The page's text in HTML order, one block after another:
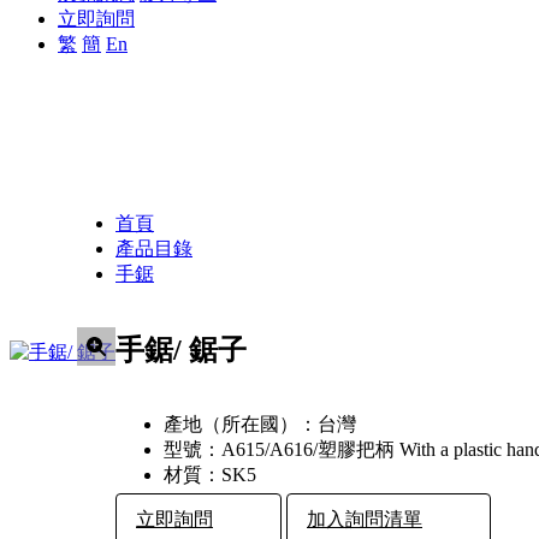
立即詢問
繁 簡 En
首頁
產品目錄
手鋸
手鋸/ 鋸子
產地（所在國）： 台灣
型號： A615/A616/塑膠把柄 With a plastic
材質： SK5
立即詢問 加入詢問清單